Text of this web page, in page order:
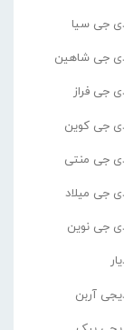
جی سیا
جی شاهین
جی فراز
جی کوین
جی منتی
جی میلاد
جی نوین
آربن